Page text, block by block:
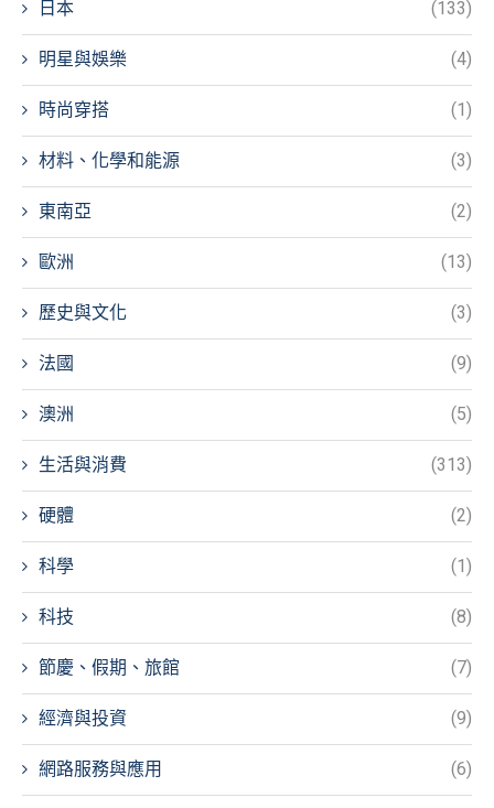
日本 (133)
明星與娛樂 (4)
時尚穿搭 (1)
材料、化學和能源 (3)
東南亞 (2)
歐洲 (13)
歷史與文化 (3)
法國 (9)
澳洲 (5)
生活與消費 (313)
硬體 (2)
科學 (1)
科技 (8)
節慶、假期、旅館 (7)
經濟與投資 (9)
網路服務與應用 (6)